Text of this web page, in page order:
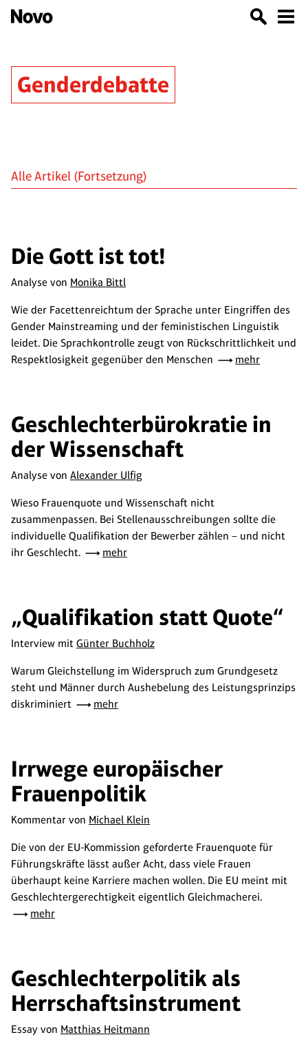
Genderdebatte
Alle Artikel (Fortsetzung)
Die Gott ist tot!
Analyse von Monika Bittl
Wie der Facettenreichtum der Sprache unter Eingriffen des
Gender Mainstreaming und der feministischen Linguistik
leidet. Die Sprachkontrolle zeugt von Rückschrittlichkeit und
Respektlosigkeit gegenüber den Menschen
mehr
Geschlechterbürokratie in
der Wissenschaft
Analyse von Alexander Ulfig
Wieso Frauenquote und Wissenschaft nicht
zusammenpassen. Bei Stellenausschreibungen sollte die
individuelle Qualifikation der Bewerber zählen – und nicht
ihr Geschlecht.
mehr
„Qualifikation statt Quote“
Interview mit Günter Buchholz
Warum Gleichstellung im Widerspruch zum Grundgesetz
steht und Männer durch Aushebelung des Leistungsprinzips
diskriminiert
mehr
Irrwege europäischer
Frauenpolitik
Kommentar von Michael Klein
Die von der EU-Kommission geforderte Frauenquote für
Führungskräfte lässt außer Acht, dass viele Frauen
überhaupt keine Karriere machen wollen. Die EU meint mit
Geschlechtergerechtigkeit eigentlich Gleichmacherei.
mehr
Geschlechterpolitik als
Herrschaftsinstrument
Essay von Matthias Heitmann